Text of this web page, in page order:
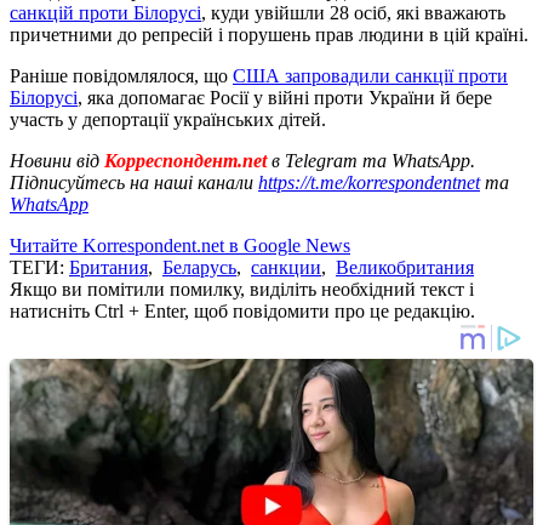
санкцій проти Білорусі, куди увійшли 28 осіб, які вважають
причетними до репресій і порушень прав людини в цій країні.
Раніше повідомлялося, що США запровадили санкції проти
Білорусі, яка допомагає Росії у війні проти України й бере
участь у депортації українських дітей.
Новини від Корреспондент.netв Telegram та WhatsApp.
Підписуйтесь на наші канали https://t.me/korrespondentnetта
WhatsApp
Читайте Korrespondent.net в Google News
ТЕГИ: Британия, Беларусь, санкции, Великобритания
Якщо ви помітили помилку, виділіть необхідний текст і
натисніть Ctrl + Enter, щоб повідомити про це редакцію.